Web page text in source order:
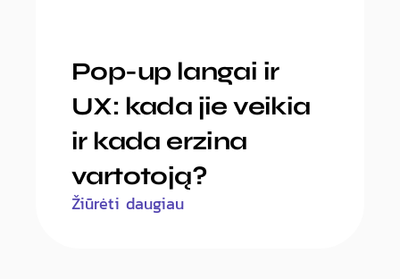
Pop-up langai ir
UX: kada jie veikia
ir kada erzina
vartotoją?
Žiūrėti daugiau